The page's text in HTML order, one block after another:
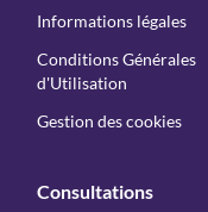
Informations légales
Conditions Générales
d'Utilisation
Gestion des cookies
Consultations